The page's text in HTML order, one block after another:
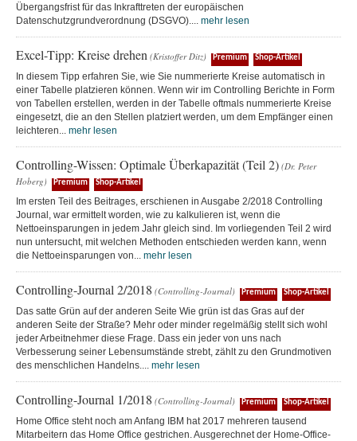
Übergangsfrist für das Inkrafttreten der europäischen
Datenschutzgrundverordnung (DSGVO).... mehr lesen
Excel-Tipp: Kreise drehen (Kristoffer Ditz) Premium Shop-Artikel
In diesem Tipp erfahren Sie, wie Sie nummerierte Kreise automatisch in
einer Tabelle platzieren können. Wenn wir im Controlling Berichte in Form
von Tabellen erstellen, werden in der Tabelle oftmals nummerierte Kreise
eingesetzt, die an den Stellen platziert werden, um dem Empfänger einen
leichteren... mehr lesen
Controlling-Wissen: Optimale Überkapazität (Teil 2) (Dr. Peter
Hoberg)
Premium Shop-Artikel
Im ersten Teil des Beitrages, erschienen in Ausgabe 2/2018 Controlling
Journal, war ermittelt worden, wie zu kalkulieren ist, wenn die
Nettoeinsparungen in jedem Jahr gleich sind. Im vorliegenden Teil 2 wird
nun untersucht, mit welchen Methoden entschieden werden kann, wenn
die Nettoeinsparungen von... mehr lesen
Controlling-Journal 2/2018 (Controlling-Journal) Premium Shop-Artikel
Das satte Grün auf der anderen Seite Wie grün ist das Gras auf der
anderen Seite der Straße? Mehr oder minder regelmäßig stellt sich wohl
jeder Arbeitnehmer diese Frage. Dass ein jeder von uns nach
Verbesserung seiner Lebensumstände strebt, zählt zu den Grundmotiven
des menschlichen Handelns.... mehr lesen
Controlling-Journal 1/2018 (Controlling-Journal) Premium Shop-Artikel
Home Office steht noch am Anfang IBM hat 2017 mehreren tausend
Mitarbeitern das Home Office gestrichen. Ausgerechnet der Home-Office-